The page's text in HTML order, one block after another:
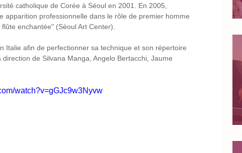
catholique de Corée à Séoul en 2001. En 2005,
apparition professionnelle dans le rôle de premier homme
enchantée" (Séoul Art Center).
Italie afin de perfectionner sa technique et son répertoire
de Silvana Manga, Angelo Bertacchi, Jaume
watch?v=gGJc9w3Nyvw